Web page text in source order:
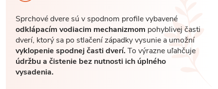
Sprchové dvere sú v spodnom profile vybavené
odklápacím vodiacim mechanizmom pohyblivej časti
dverí, ktorý sa po stlačení západky vysunie a umožní
vyklopenie spodnej časti dverí.To výrazne uľahčuje
údržbu a čistenie bez nutnosti ich úplného
vysadenia.